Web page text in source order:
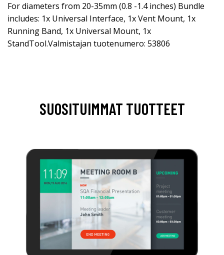
For diameters from 20-35mm (0.8 -1.4 inches) Bundle
includes: 1x Universal Interface, 1x Vent Mount, 1x
Running Band, 1x Universal Mount, 1x
StandTool.Valmistajan tuotenumero: 53806
SUOSITUIMMAT TUOTTEET